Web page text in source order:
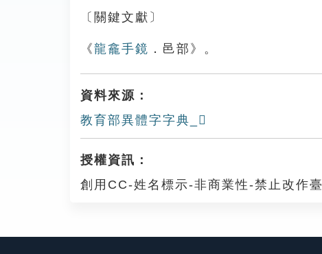
〔關鍵文獻〕
《龍龕手鏡 ．邑部》。
資料來源：
教育部異體字字典_𨚥
授權資訊：
創用CC-姓名標示-非商業性-禁止改作